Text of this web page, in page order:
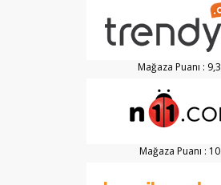
Mağaza Puanı : 9,3
Mağaza Puanı : 10